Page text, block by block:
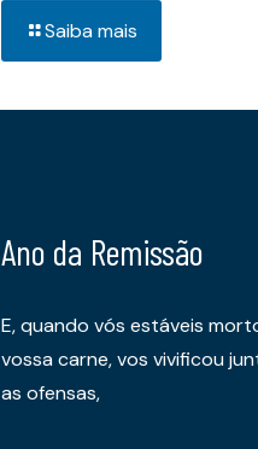
Saiba mais
Ano da Remissão
E, quando vós estáveis
vossa carne, vos vivificou
as ofensas,